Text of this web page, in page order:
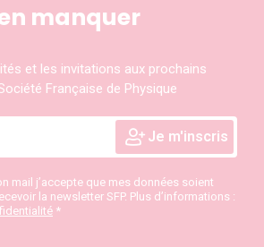
manquer
et les invitations aux prochains
Française de Physique
mail j’accepte que mes données soient
la newsletter SFP. Plus d’informations :
*